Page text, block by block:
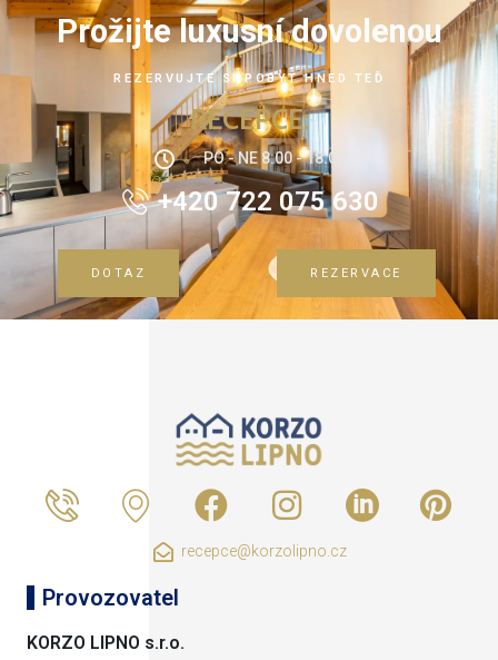
Prožijte luxusní dovolenou
REZERVUJTE SI POBYT HNED TEĎ
RECEPCE:
PO - NE 8:00 - 18:00
+420 722 075 630
DOTAZ REZERVACE
recepce@korzolipno.cz
Provozovatel
KORZO LIPNO s.r.o.